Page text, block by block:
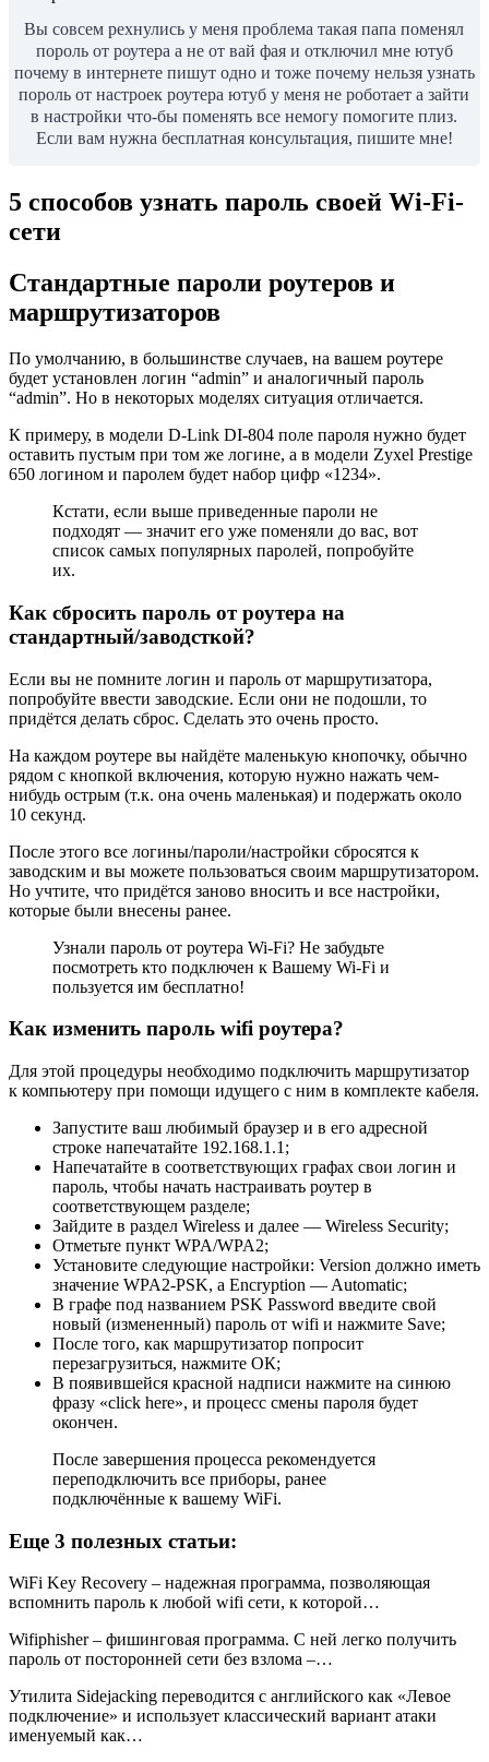
Вы совсем рехнулись у меня проблема такая папа поменял
пороль от роутера а не от вай фая и отключил мне ютуб
почему в интернете пишут одно и тоже почему нельзя узнать
пороль от настроек роутера ютуб у меня не роботает а зайти
в настройки что-бы поменять все немогу помогите плиз.
Если вам нужна бесплатная консультация, пишите мне!
5 способов узнать пароль своей Wi-Fi-
сети
Стандартные пароли роутеров и
маршрутизаторов
По умолчанию, в большинстве случаев, на вашем роутере
будет установлен логин “admin” и аналогичный пароль
“admin”. Но в некоторых моделях ситуация отличается.
К примеру, в модели D-Link DI-804 поле пароля нужно будет
оставить пустым при том же логине, а в модели Zyxel Prestige
650 логином и паролем будет набор цифр «1234».
Кстати, если выше приведенные пароли не
подходят — значит его уже поменяли до вас, вот
список самых популярных паролей, попробуйте
их.
Как сбросить пароль от роутера на
стандартный/заводсткой?
Если вы не помните логин и пароль от маршрутизатора,
попробуйте ввести заводские. Если они не подошли, то
придётся делать сброс. Сделать это очень просто.
На каждом роутере вы найдёте маленькую кнопочку, обычно
рядом с кнопкой включения, которую нужно нажать чем-
нибудь острым (т.к. она очень маленькая) и подержать около
10 секунд.
После этого все логины/пароли/настройки сбросятся к
заводским и вы можете пользоваться своим маршрутизатором.
Но учтите, что придётся заново вносить и все настройки,
которые были внесены ранее.
Узнали пароль от роутера Wi-Fi? Не забудьте
посмотреть кто подключен к Вашему Wi-Fi и
пользуется им бесплатно!
Как изменить пароль wifi роутера?
Для этой процедуры необходимо подключить маршрутизатор
к компьютеру при помощи идущего с ним в комплекте кабеля.
Запустите ваш любимый браузер и в его адресной
строке напечатайте 192.168.1.1;
Напечатайте в соответствующих графах свои логин и
пароль, чтобы начать настраивать роутер в
соответствующем разделе;
Зайдите в раздел Wireless и далее — Wireless Security;
Отметьте пункт WPA/WPA2;
Установите следующие настройки: Version должно иметь
значение WPA2-PSK, а Encryption — Automatic;
В графе под названием PSK Password введите свой
новый (измененный) пароль от wifi и нажмите Save;
После того, как маршрутизатор попросит
перезагрузиться, нажмите ОК;
В появившейся красной надписи нажмите на синюю
фразу «click here», и процесс смены пароля будет
окончен.
После завершения процесса рекомендуется
переподключить все приборы, ранее
подключённые к вашему WiFi.
Еще 3 полезных статьи:
WiFi Key Recovery – надежная программа, позволяющая
вспомнить пароль к любой wifi сети, к которой…
Wifiphisher – фишинговая программа. С ней легко получить
пароль от посторонней сети без взлома –…
Утилита Sidejacking переводится с английского как «Левое
подключение» и использует классический вариант атаки
именуемый как…